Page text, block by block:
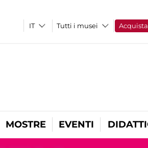
Tutti i musei Acquista
MOSTRE EVENTI